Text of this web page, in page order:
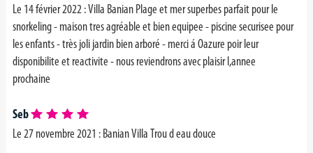
Le 14 février 2022 :Villa Banian Plage et mer superbes parfait pour le
snorkeling - maison tres agréable et bien equipee - piscine securisee pour
les enfants - très joli jardin bien arboré - merci á Oazure poir leur
disponibilite et reactivite - nous reviendrons avec plaisir l,annee
prochaine
Seb
Le 27 novembre 2021 : Banian Villa Trou d eau douce